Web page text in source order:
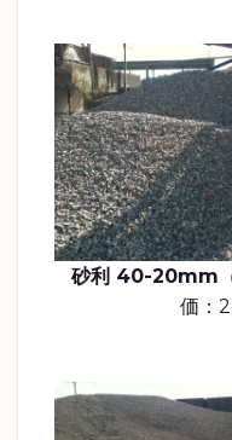
砂利 40-20mm
価：